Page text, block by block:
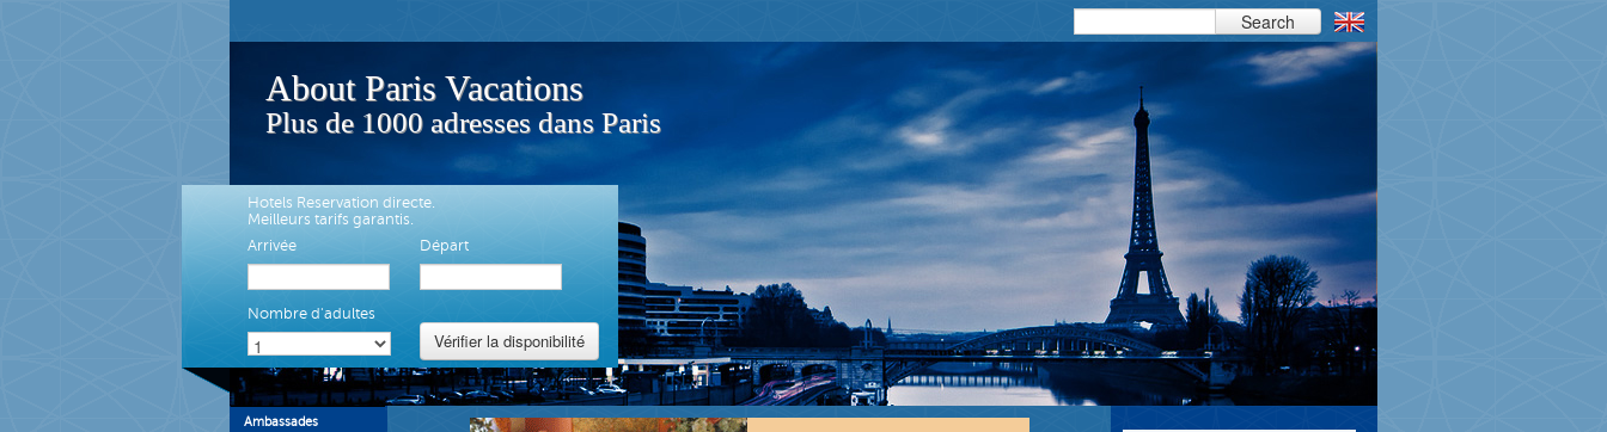
Search
About Paris Vacations
Plus de 1000 adresses dans Paris
Hotels Reservation directe.
Meilleurs tarifs garantis.
Arrivée
Départ
Nombre d'adultes
Ambassades